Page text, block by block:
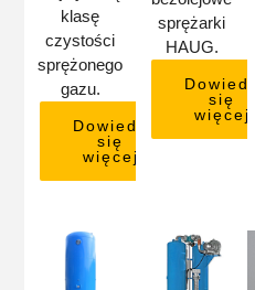
klasę
czystości
sprężonego
gazu.
Dowiedz
się
więcej
sprężarki
HAUG.
Dowiedz
się
więcej